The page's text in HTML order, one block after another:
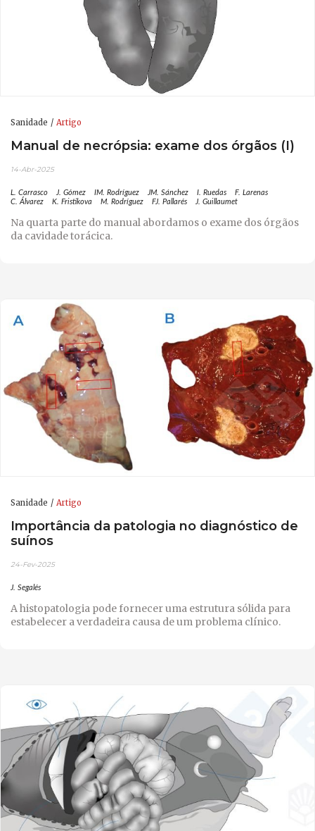
Sanidade Artigo
Manual de necrópsia: exame dos órgãos (I)
14-Abr-2025
L. Carrasco J. Gómez IM. Rodríguez JM. Sánchez I. Ruedas
F. Larenas
C. Álvarez
K. Fristikova M. Rodríguez FJ. Pallarés J. Guillaumet
Na quarta parte do manual abordamos o exame dos órgãos
da cavidade torácica.
Sanidade Artigo
Importância da patologia no diagnóstico de
suínos
24-Fev-2025
J. Segalés
A histopatologia pode fornecer uma estrutura sólida para
estabelecer a verdadeira causa de um problema clínico.